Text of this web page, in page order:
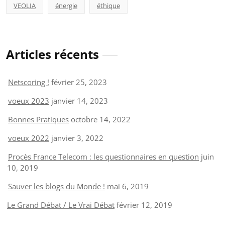
VEOLIA énergie éthique
Articles récents
Netscoring ! février 25, 2023
voeux 2023 janvier 14, 2023
Bonnes Pratiques octobre 14, 2022
voeux 2022 janvier 3, 2022
Procès France Telecom : les questionnaires en question juin
10, 2019
Sauver les blogs du Monde ! mai 6, 2019
Le Grand Débat / Le Vrai Débat février 12, 2019